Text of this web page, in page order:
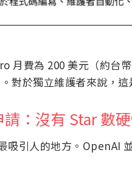
月費為 200 美元（約台
對於獨立維護者來說，這
：沒有 Star 數
吸引人的地方。OpenAI